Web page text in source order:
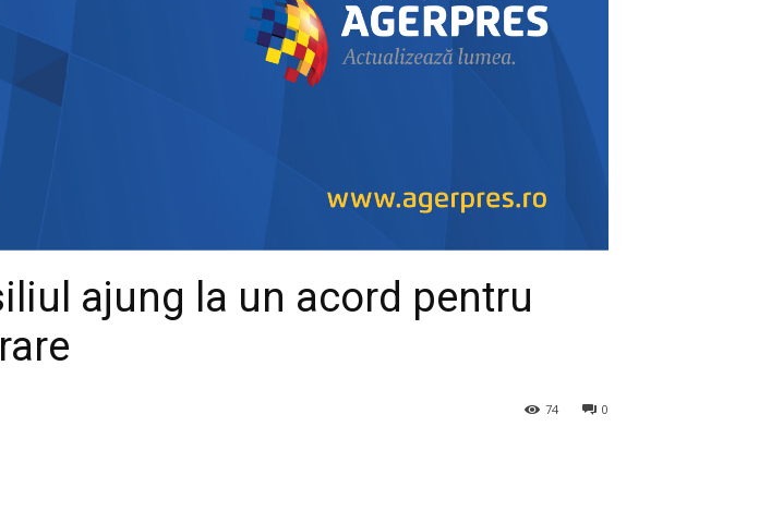
ajung la un acord pentru
0
74